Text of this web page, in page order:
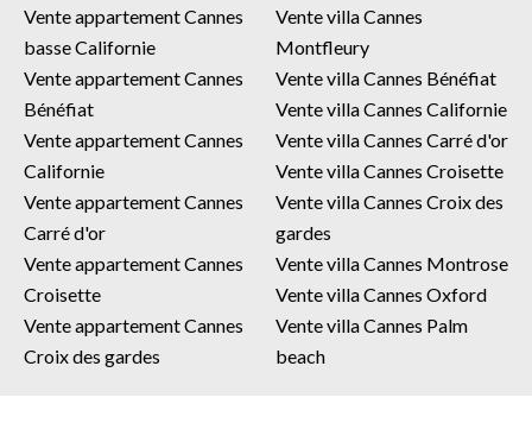
Vente appartement Cannes
basse Californie
Vente appartement Cannes
Bénéfiat
Vente appartement Cannes
Californie
Vente appartement Cannes
Carré d'or
Vente appartement Cannes
Croisette
Vente appartement Cannes
Croix des gardes
Vente villa Cannes
Montfleury
Vente villa Cannes Bénéfiat
Vente villa Cannes Californie
Vente villa Cannes Carré d'or
Vente villa Cannes Croisette
Vente villa Cannes Croix des
gardes
Vente villa Cannes Montrose
Vente villa Cannes Oxford
Vente villa Cannes Palm
beach